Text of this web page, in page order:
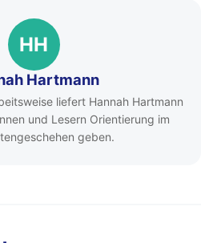
HH
Hartmann
liefert Hannah Hartmann
und Lesern Orientierung im
geben.